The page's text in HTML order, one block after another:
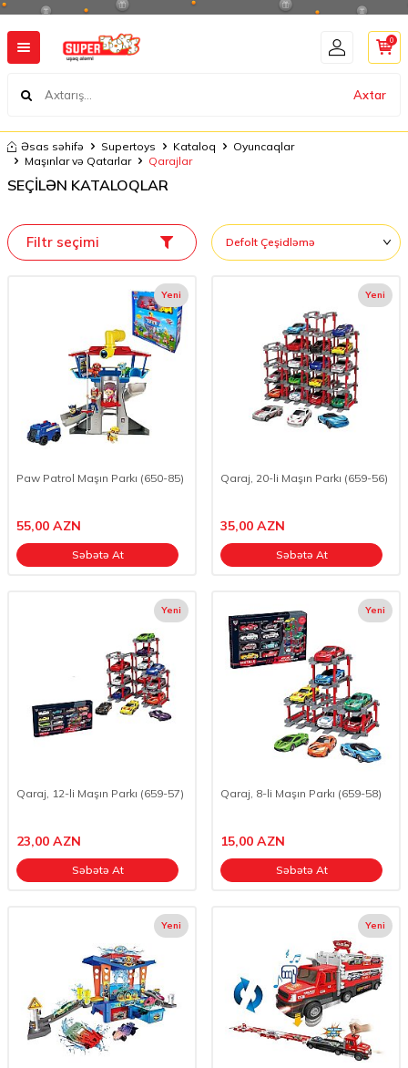
Axtar
0
Əsas səhifə Supertoys Kataloq
Oyuncaqlar
Maşınlar və Qatarlar
Qarajlar
SEÇİLƏN KATALOQLAR
Filtr seçimi
Yeni
Paw Patrol Maşın Parkı (650-85)
55,00 AZN
Səbətə At
Yeni
Qaraj, 20-li Maşın Parkı (659-56)
35,00 AZN
Səbətə At
Yeni
Qaraj, 12-li Maşın Parkı (659-57)
23,00 AZN
Səbətə At
Yeni
Qaraj, 8-li Maşın Parkı (659-58)
15,00 AZN
Səbətə At
Yeni Yeni